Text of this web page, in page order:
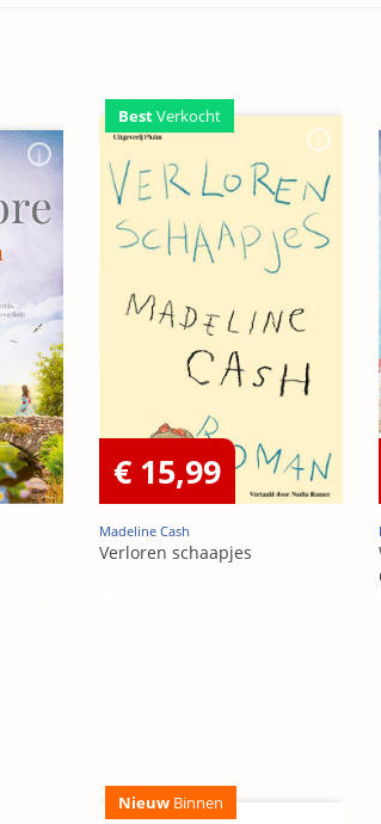
BestVerkocht
€ 15,99
Madeline Cash
Verloren schaapjes
Nieuw Binnen